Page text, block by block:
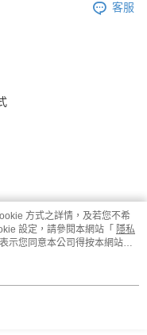
客服
方式之詳情，及若您不希
設定，請參閱本網站「 隱私
示您同意本公司得按本網站使